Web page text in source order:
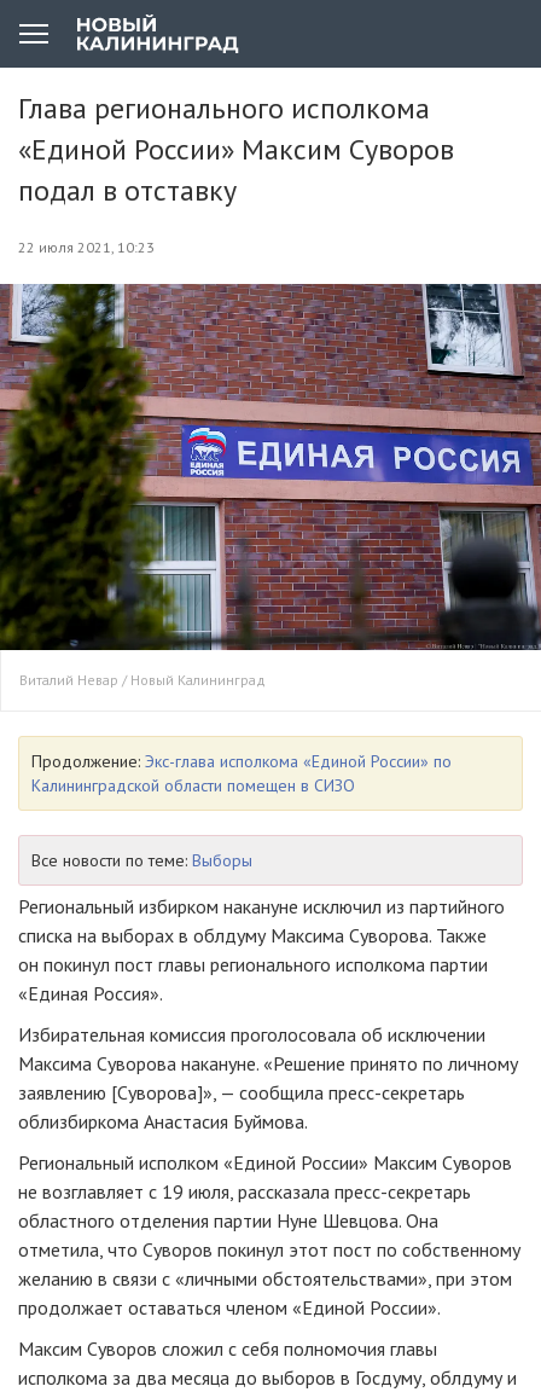
Глава регионального исполкома
«Единой России» Максим Суворов
подал в отставку
22 июля 2021, 10:23
Виталий Невар / Новый Калининград
Продолжение: Экс-глава исполкома «Единой России» по
Калининградской области помещен в СИЗО
Все новости по теме: Выборы
Региональный избирком накануне исключил из партийного
списка на выборах в облдуму Максима Суворова. Также
он покинул пост главы регионального исполкома партии
«Единая Россия».
Избирательная комиссия проголосовала об исключении
Максима Суворова накануне. «Решение принято по личному
заявлению [Суворова]», — сообщила пресс-секретарь
облизбиркома Анастасия Буймова.
Региональный исполком «Единой России» Максим Суворов
не возглавляет с 19 июля, рассказала пресс-секретарь
областного отделения партии Нуне Шевцова. Она
отметила, что Суворов покинул этот пост по собственному
желанию в связи с «личными обстоятельствами», при этом
продолжает оставаться членом «Единой России».
Максим Суворов сложил с себя полномочия главы
исполкома за два месяца до выборов в Госдуму, облдуму и